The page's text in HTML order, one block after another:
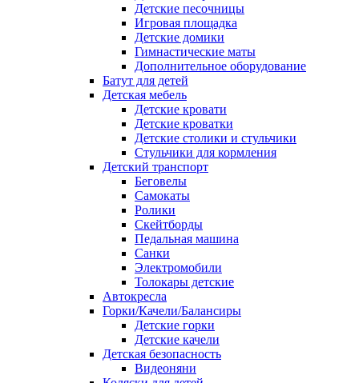
Детские песочницы
Игровая площадка
Детские домики
Гимнастические маты
Дополнительное оборудование
Батут для детей
Детская мебель
Детские кровати
Детские кроватки
Детские столики и стульчики
Стульчики для кормления
Детский транспорт
Беговелы
Самокаты
Ролики
Скейтборды
Педальная машина
Санки
Электромобили
Толокары детские
Автокресла
Горки/Качели/Балансиры
Детские горки
Детские качели
Детская безопасность
Видеоняни